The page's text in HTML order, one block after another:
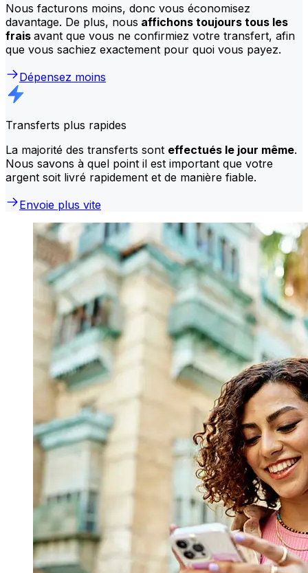
Nous facturons moins, donc vous économisez
davantage. De plus, nous affichons toujours tous les
frais avant que vous ne confirmiez votre transfert, afin
que vous sachiez exactement pour quoi vous payez.
Dépensez moins
Transferts plus rapides
La majorité des transferts sont effectués le jour même.
Nous savons à quel point il est important que votre
argent soit livré rapidement et de manière fiable.
Envoie plus vite